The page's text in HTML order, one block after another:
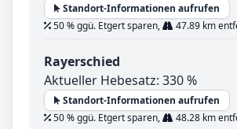
Standort-Informationen aufrufen
50 % ggü. Etgert sparen,
47.89 km
Rayerschied
Aktueller Hebesatz: 330 %
Standort-Informationen aufrufen
50 % ggü. Etgert sparen,
48.28 km